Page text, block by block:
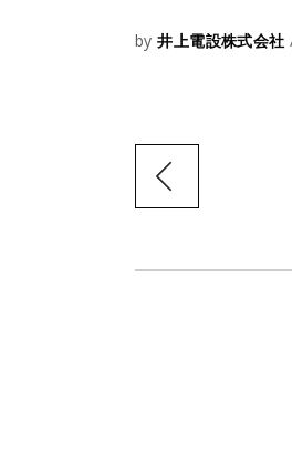
by井上電設株式会社